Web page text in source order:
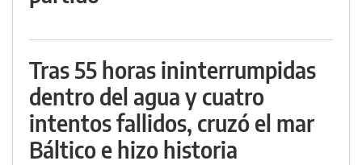
Tras 55 horas ininterrumpidas
dentro del agua y cuatro
intentos fallidos, cruzó el mar
Báltico e hizo historia